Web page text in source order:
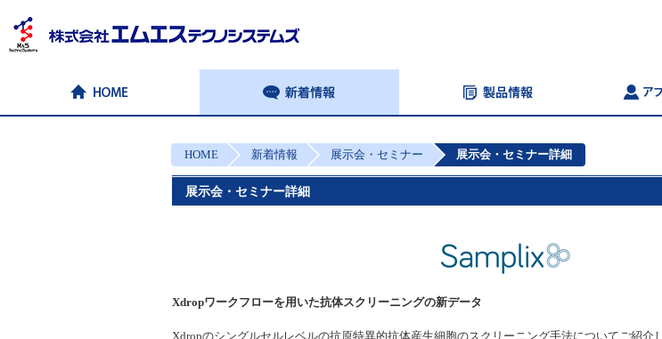
HOME 新着情報 展示会・セミナー 展示会・セミナー詳細
展示会・セミナー詳細
Xdropワークフローを用いた抗体スクリーニングの新データ
Xdropのシングルセルレベルの抗原特異的抗体産生細胞のスクリーニング手法についてご紹介